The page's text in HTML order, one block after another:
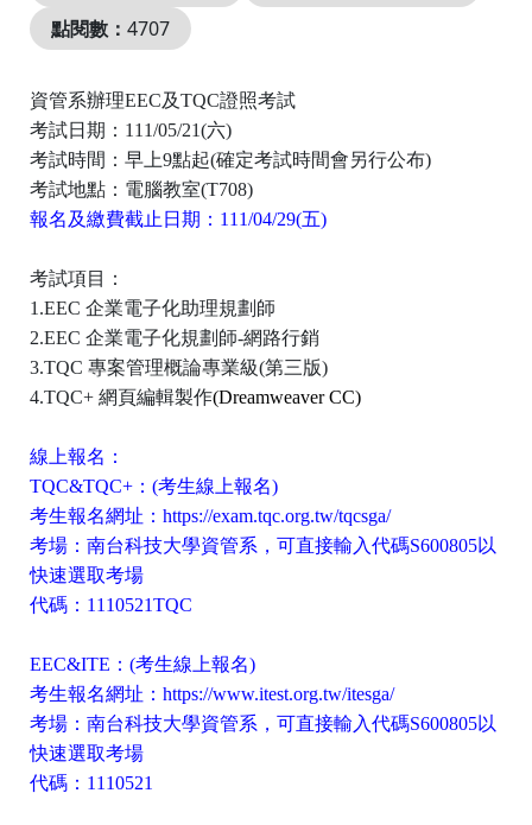
點閱數： 4707
資管系辦理EEC及TQC證照考試
考試日期： 111/05/21(六)
考試時間：早上9點起(確定考試時間會另行公布)
考試地點：電腦教室(T708)
報名及繳費截止日期： 111/04/29(五)
考試項目：
1.EEC 企業電子化助理規劃師
2.EEC 企業電子化規劃師-網路行銷
3.TQC 專案管理概論專業級(第三版)
4.TQC+ 網頁編輯製作(Dreamweaver CC)
線上報名：
TQC&TQC+ ： (考生線上報名)
考生報名網址： https://exam.tqc.org.tw/tqcsga/
考場：南台科技大學資管系，可直接輸入代碼S600805以
快速選取考場
代碼： 1110521TQC
EEC&ITE ： (考生線上報名)
考生報名網址： https://www.itest.org.tw/itesga/
考場：南台科技大學資管系，可直接輸入代碼S600805以
快速選取考場
代碼： 1110521